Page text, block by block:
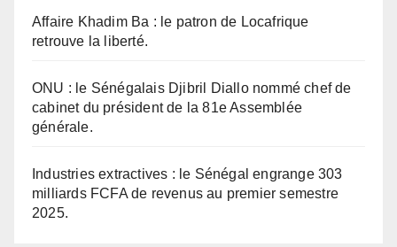
Affaire Khadim Ba : le patron de Locafrique
retrouve la liberté.
ONU : le Sénégalais Djibril Diallo nommé chef de
cabinet du président de la 81e Assemblée
générale.
Industries extractives : le Sénégal engrange 303
milliards FCFA de revenus au premier semestre
2025.